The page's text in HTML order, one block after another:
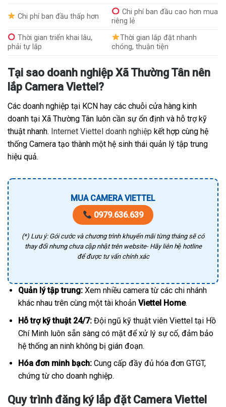
Chi phí ban đầu thấp hơn
Chi phí ban đầu cao hơn mua
riêng lẻ
Thời gian triển khai lâu,
phải tự lắp
Thời gian lắp đặt nhanh
chóng, thuận tiện
Tại sao doanh nghiệp Xã Thường Tân nên
lắp Camera Viettel?
Các doanh nghiệp tại KCN hay các chuỗi cửa hàng kinh
doanh tại Xã Thường Tân luôn cần sự ổn định và hỗ trợ kỹ
thuật nhanh. Internet Viettel doanh nghiệp kết hợp cùng hệ
thống Camera tạo thành một hệ sinh thái quản lý tập trung
hiệu quả.
MUA CAMERA VIETTEL
0979.636.639
(*) Lưu ý: Gói cước và chương trình khuyến mãi từng tháng sẽ có
thay đổi nhưng chưa cập nhật trên website- Hãy liên hệ hotline
để được tư vấn chính xác
Quản lý tập trung:Xem nhiều camera từ các chi nhánh
khác nhau trên cùng một tài khoản Viettel Home.
Hỗ trợ kỹ thuật 24/7:Đội ngũ kỹ thuật viên Viettel tại Hồ
Chí Minh luôn sẵn sàng có mặt để xử lý sự cố, đảm bảo
hệ thống an ninh không bị gián đoạn.
Hóa đơn minh bạch:Cung cấp đầy đủ hóa đơn GTGT,
chứng từ cho doanh nghiệp.
Quy trình đăng ký lắp đặt Camera Viettel